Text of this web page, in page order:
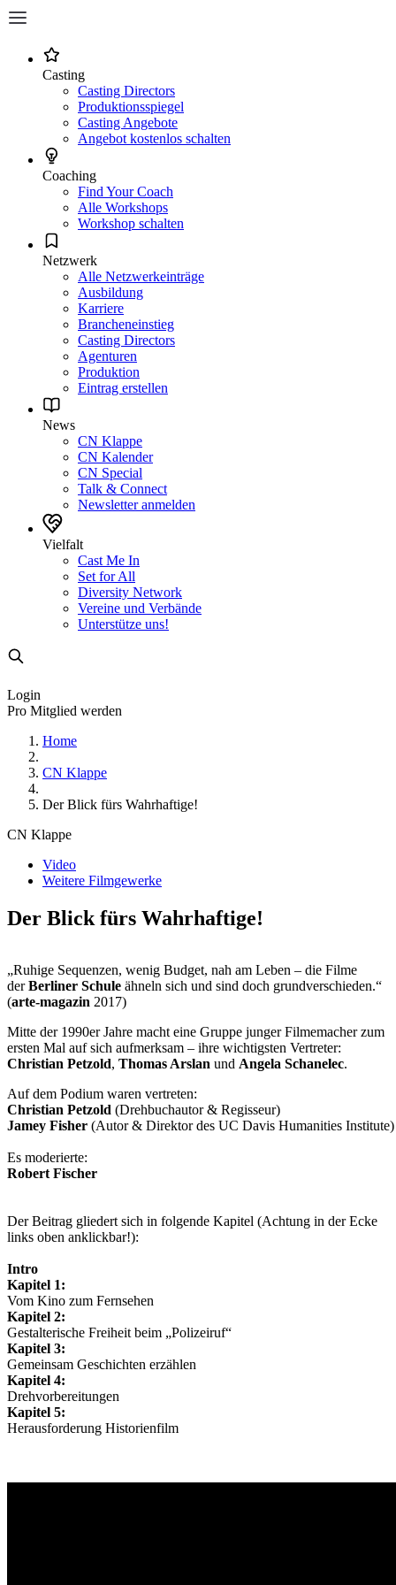
Casting
Casting Directors
Produktionsspiegel
Casting Angebote
Angebot kostenlos schalten
Coaching
Find Your Coach
Alle Workshops
Workshop schalten
Netzwerk
Alle Netzwerkeinträge
Ausbildung
Karriere
Brancheneinstieg
Casting Directors
Agenturen
Produktion
Eintrag erstellen
News
CN Klappe
CN Kalender
CN Special
Talk & Connect
Newsletter anmelden
Vielfalt
Cast Me In
Set for All
Diversity Network
Vereine und Verbände
Unterstütze uns!
Login
Pro Mitglied werden
Home
CN Klappe
Der Blick fürs Wahrhaftige!
CN Klappe
Video
Weitere Filmgewerke
Der Blick fürs Wahrhaftige!
„Ruhige Sequenzen, wenig Budget, nah am Leben – die Filme
derBerliner Schule ähneln sich und sind doch grundverschieden.“
(arte-magazin 2017)
Mitte der 1990er Jahre macht eine Gruppe junger Filmemacher zum
ersten Mal auf sich aufmerksam – ihre wichtigsten Vertreter:
Christian Petzold, Thomas Arslan und Angela Schanelec.
Auf dem Podium waren vertreten:
Christian Petzold (Drehbuchautor & Regisseur)
Jamey Fisher (Autor & Direktor des UC Davis Humanities Institute)
Es moderierte:
Robert Fischer
Der Beitrag gliedert sich in folgende Kapitel (Achtung in der Ecke
links oben anklickbar!):
Intro
Kapitel 1:
Vom Kino zum Fernsehen
Kapitel 2:
Gestalterische Freiheit beim „Polizeiruf“
Kapitel 3:
Gemeinsam Geschichten erzählen
Kapitel 4:
Drehvorbereitungen
Kapitel 5:
Herausforderung Historienfilm